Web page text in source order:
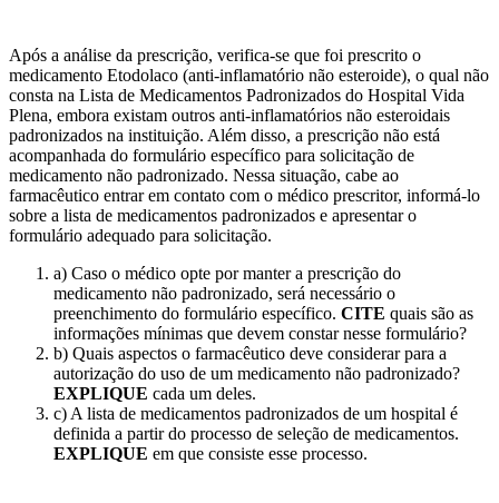
​Após a análise da prescrição, verifica-se que foi prescrito o
medicamento Etodolaco (anti-inflamatório não esteroide), o qual não
consta na Lista de Medicamentos Padronizados do Hospital Vida
Plena, embora existam outros anti-inflamatórios não esteroidais
padronizados na instituição. Além disso, a prescrição não está
acompanhada do formulário específico para solicitação de
medicamento não padronizado. Nessa situação, cabe ao
farmacêutico entrar em contato com o médico prescritor, informá-lo
sobre a lista de medicamentos padronizados e apresentar o
formulário adequado para solicitação.
a) Caso o médico opte por manter a prescrição do
medicamento não padronizado, será necessário o
preenchimento do formulário específico. CITE quais são as
informações mínimas que devem constar nesse formulário?
b) Quais aspectos o farmacêutico deve considerar para a
autorização do uso de um medicamento não padronizado?
EXPLIQUE cada um deles.
c) A lista de medicamentos padronizados de um hospital é
definida a partir do processo de seleção de medicamentos.
EXPLIQUE em que consiste esse processo. ​